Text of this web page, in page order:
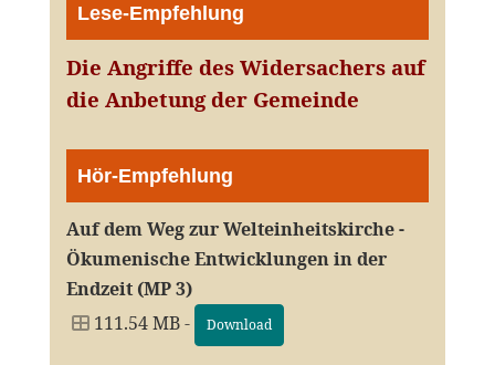
Lese-Empfehlung
Die Angriffe des Widersachers auf
die Anbetung der Gemeinde
Hör-Empfehlung
Auf dem Weg zur Welteinheitskirche -
Ökumenische Entwicklungen in der
Endzeit (MP 3)
111.54 MB -
Download